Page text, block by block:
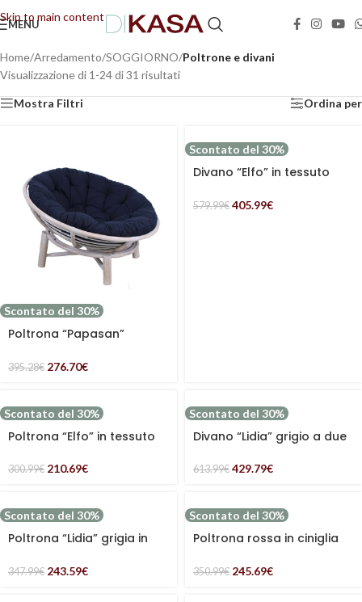
Skip to main content
📢 Dal 08/08/2026 al 23/08/2026 (compresi) gli ordini saranno evasi con tempi di
MENU
Home/Arredamento/SOGGIORNO/Poltrone e divani
Visualizzazione di 1-24 di 31 risultati
Mostra Filtri Ordina per
Scontato del 30%
Poltrona “Papasan”
bianco
395.28€ 276.70€
Scontato del 30%
Divano “Elfo” in tessuto
579.99€ 405.99€
Scontato del 30%
Poltrona “Elfo” in tessuto
300.99€ 210.69€
Scontato del 30%
Divano “Lidia” grigio a due
613.99€ 429.79€
Scontato del 30%
Poltrona “Lidia” grigia in
347.99€ 243.59€
Scontato del 30%
Poltrona rossa in ciniglia
350.99€ 245.69€